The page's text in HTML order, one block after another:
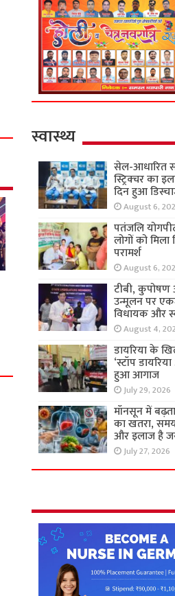
स्वास्थ्य
सेल-आधारित
स्ट्रिक्चर का
दिन हुआ
August 6,
पतंजलि
लोगों को
परामर्श
August 6,
टीबी, कुपोषण
उन्मूलन पर
विधायक और
August 4,
डायरिया के
‘स्टॉप
हुआ आगाज
July 29, 2026
मॉनसून में
का खतरा,
और इलाज है
July 27, 2026